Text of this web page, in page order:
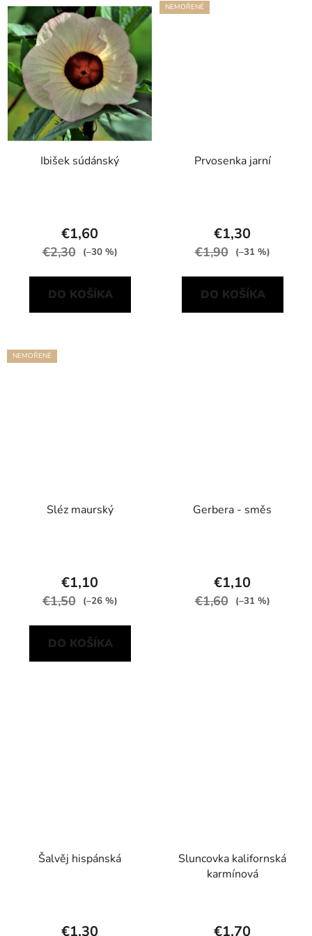
Ibišek súdánský
€1,60
€2,30 (–30 %)
DO KOŠÍKA
NEMOŘENÉ
Prvosenka jarní
€1,30
€1,90 (–31 %)
DO KOŠÍKA
NEMOŘENÉ
Sléz maurský
€1,10
€1,50 (–26 %)
DO KOŠÍKA
Gerbera - směs
€1,10
€1,60 (–31 %)
Šalvěj hispánská
€1,30
Sluncovka kalifornská
karmínová
€1,70